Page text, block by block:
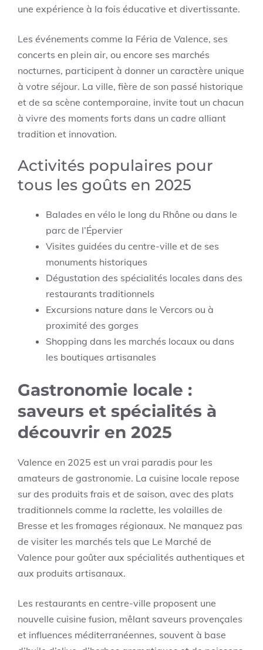
une expérience à la fois éducative et divertissante.
Les événements comme la Féria de Valence, ses
concerts en plein air, ou encore ses marchés
nocturnes, participent à donner un caractère unique
à votre séjour. La ville, fière de son passé historique
et de sa scène contemporaine, invite tout un chacun
à vivre des moments forts dans un cadre alliant
tradition et innovation.
Activités populaires pour
tous les goûts en 2025
Balades en vélo le long du Rhône ou dans le
parc de l’Épervier
Visites guidées du centre-ville et de ses
monuments historiques
Dégustation des spécialités locales dans des
restaurants traditionnels
Excursions nature dans le Vercors ou à
proximité des gorges
Shopping dans les marchés locaux ou dans
les boutiques artisanales
Gastronomie locale :
saveurs et spécialités à
découvrir en 2025
Valence en 2025 est un vrai paradis pour les
amateurs de gastronomie. La cuisine locale repose
sur des produits frais et de saison, avec des plats
traditionnels comme la raclette, les volailles de
Bresse et les fromages régionaux. Ne manquez pas
de visiter les marchés tels que Le Marché de
Valence pour goûter aux spécialités authentiques et
aux produits artisanaux.
Les restaurants en centre-ville proposent une
nouvelle cuisine fusion, mêlant saveurs provençales
et influences méditerranéennes, souvent à base